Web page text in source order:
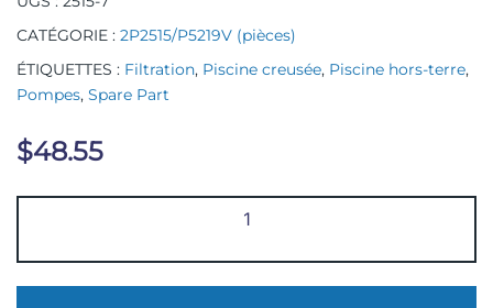
CATÉGORIE : 2P2515/P5219V (pièces)
ÉTIQUETTES : Filtration, Piscine creusée, Piscine hors-terre,
Pompes, Spare Part
$48.55
quantité
2515-